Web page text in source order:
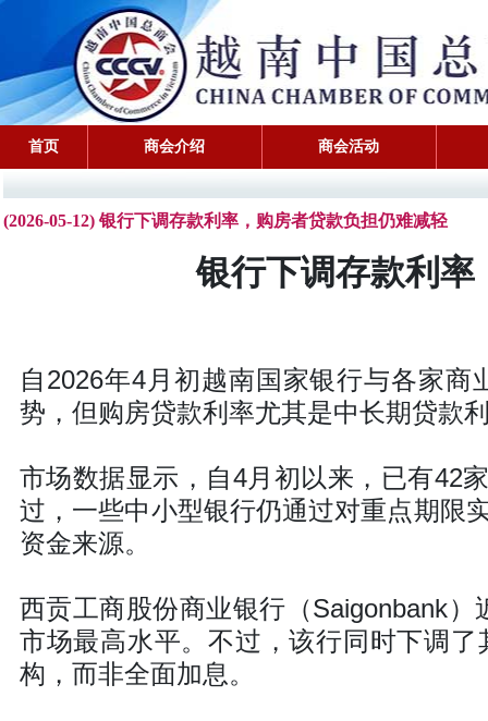
首页 商会介绍 商会活动
(2026-05-12) 银行下调存款利率，购房者贷款负担仍难减轻
银行下调存款利
自2026年4月初越南国家银行与各家
势，但购房贷款利率尤其是中长期贷款
市场数据显示，自4月初以来，已有42
过，一些中小型银行仍通过对重点期限
资金来源。
西贡工商股份商业银行（Saigonbank
市场最高水平。不过，该行同时下调
构，而非全面加息。